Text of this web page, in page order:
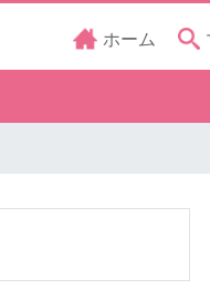
ホーム